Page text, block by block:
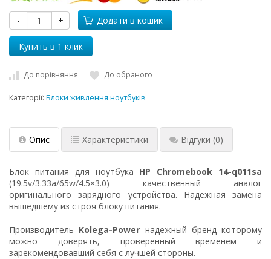
- + Додати в кошик
До порівняння До обраного
Категорії: Блоки живлення ноутбуків
Опис Характеристики Відгуки (0)
Блок питания для ноутбука HP Chromebook 14-q011sa
(19.5v/3.33a/65w/4.5×3.0) качественный аналог
оригинального зарядного устройства. Надежная замена
вышедшему из строя блоку питания.
Производитель Kolega-Power надежный бренд которому
можно доверять, проверенный временем и
зарекомендовавший себя с лучшей стороны.